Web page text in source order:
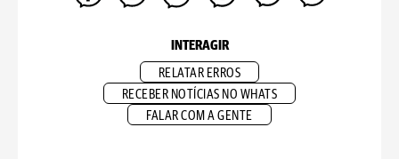
INTERAGIR
RELATAR ERROS
RECEBER NOTÍCIAS NO WHATS
FALAR COM A GENTE